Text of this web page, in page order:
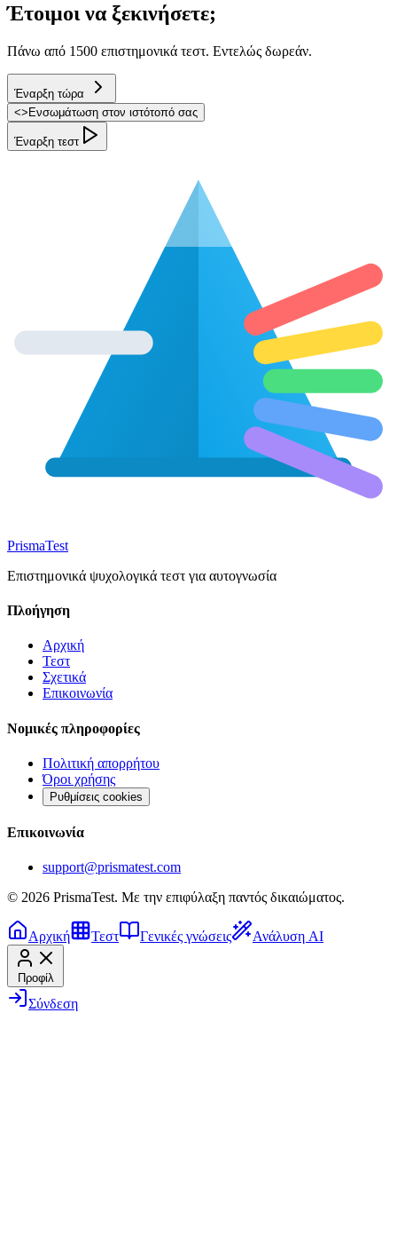
Έτοιμοι να ξεκινήσετε;
Πάνω από 1500 επιστημονικά τεστ. Εντελώς δωρεάν.
Έναρξη τώρα
<> Ενσωμάτωση στον ιστότοπό σας
Έναρξη τεστ
PrismaTest
Επιστημονικά ψυχολογικά τεστ για αυτογνωσία
Πλοήγηση
Αρχική
Τεστ
Σχετικά
Επικοινωνία
Νομικές πληροφορίες
Πολιτική απορρήτου
Όροι χρήσης
Ρυθμίσεις cookies
Επικοινωνία
support@prismatest.com
© 2026 PrismaTest. Με την επιφύλαξη παντός δικαιώματος.
Αρχική Τεστ Γενικές γνώσεις Ανάλυση AI
Προφίλ
Σύνδεση